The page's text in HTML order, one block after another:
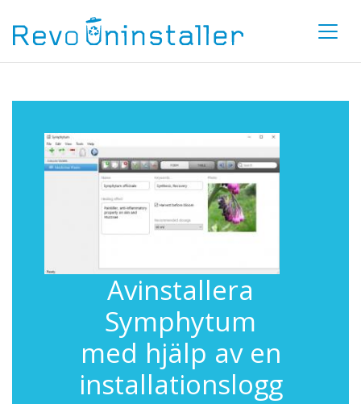
Avinstallera
Symphytum
med hjälp av en
installationslogg